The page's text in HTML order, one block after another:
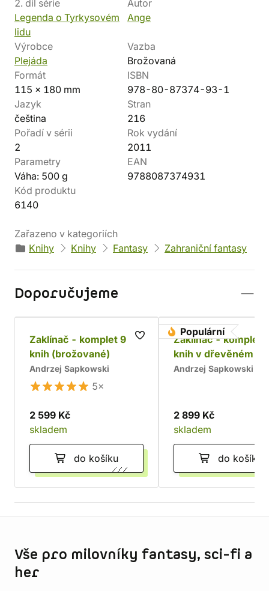
2. díl série
Legenda o Tyrkysovém
lidu
Autor
Ange
Výrobce
Plejáda
Vazba
Brožovaná
Formát
115 x 180 mm
ISBN
978-80-87374-93-1
Jazyk
čeština
Stran
216
Pořadí v sérii
2
Rok vydání
2011
Parametry
Váha: 500 g
EAN
9788087374931
Kód produktu
6140
Zařazeno v kategoriích
Knihy
Knihy Fantasy Zahraniční fantasy
Doporučujeme
Zaklínač - komplet 9
knih (brožované)
Andrzej Sapkowski
5×
2 599 Kč
skladem
do košíku
Populární
Zaklínač - komplet
knih v dřevěném
Chrám
Andrzej Sapkowski
2 899 Kč
skladem
do košíku
Vše pro milovníky fantasy, sci-fi a
her